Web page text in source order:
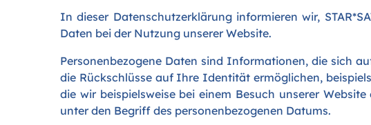
In dieser Datenschutzerklärung informieren wir,
Daten bei der Nutzung unserer Website.
Personenbezogene Daten sind Informationen, die sich
die Rückschlüsse auf Ihre Identität ermöglichen,
die wir beispielsweise bei einem Besuch unserer
unter den Begriff des personenbezogenen Datums.